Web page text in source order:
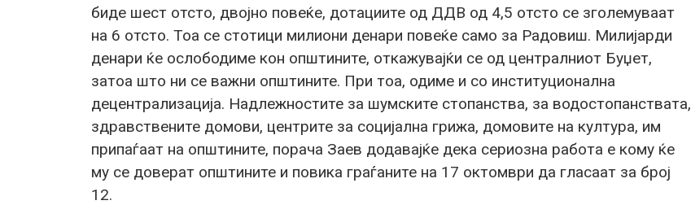
биде шест отсто, двојно повеќе, дотациите од ДДВ од 4,5 отсто се зголемуваат
на 6 отсто. Тоа се стотици милиони денари повеќе само за Радовиш. Милијарди
денари ќе ослободиме кон општините, откажувајќи се од централниот Буџет,
затоа што ни се важни општините. При тоа, одиме и со институционална
децентрализација. Надлежностите за шумските стопанства, за водостопанствата,
здравствените домови, центрите за социјална грижа, домовите на култура, им
припаѓаат на општините, порача Заев додавајќе дека сериозна работа е кому ќе
му се доверат општините и повика граѓаните на 17 октомври да гласаат за број
12.